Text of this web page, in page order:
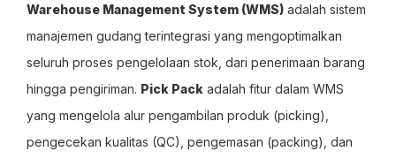
Warehouse Management System (WMS) adalah sistem
manajemen gudang terintegrasi yang mengoptimalkan
seluruh proses pengelolaan stok, dari penerimaan barang
hingga pengiriman. Pick Pack adalah fitur dalam WMS
yang mengelola alur pengambilan produk (picking),
pengecekan kualitas (QC), pengemasan (packing), dan